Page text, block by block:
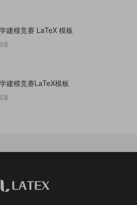
建模竞赛 LaTeX 模板
读
建模竞赛LaTeX模板
读